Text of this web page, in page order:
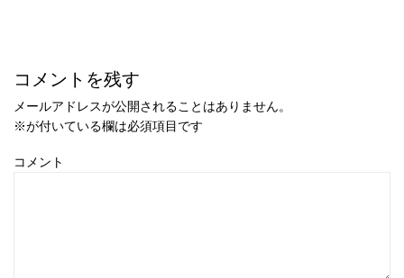
コメントを残す
メールアドレスが公開されることはありません。
※が付いている欄は必須項目です
コメント